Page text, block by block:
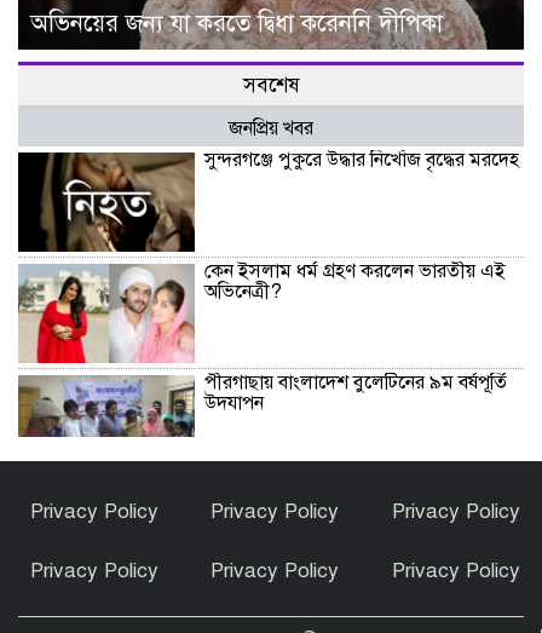
অভিনয়ের জন্য যা করতে দ্বিধা করেননি দীপিকা
সবশেষ
জনপ্রিয় খবর
সুন্দরগঞ্জে পুকুরে উদ্ধার নিখোঁজ বৃদ্ধের মরদেহ
কেন ইসলাম ধর্ম গ্রহণ করলেন ভারতীয় এই
অভিনেত্রী?
পীরগাছায় বাংলাদেশ বুলেটিনের ৯ম বর্ষপূর্তি
উদযাপন
Privacy Policy Privacy Policy Privacy Policy
Privacy Policy Privacy Policy Privacy Policy